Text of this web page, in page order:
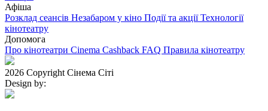
Афіша
Розклад сеансів Незабаром у кіно Події та акціїТехнології
кінотеатру
Допомога
Про кінотеатри Cinema Cashback FAQ Правила кінотеатру
2026 Copyright Сінема Сіті
Design by: